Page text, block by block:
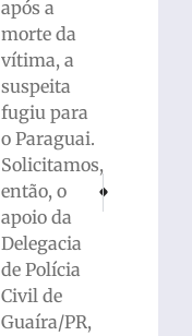
após a
morte da
vítima, a
suspeita
fugiu para
o Paraguai.
Solicitamos,
então, o
apoio da
Delegacia
de Polícia
Civil de
Guaíra/PR,